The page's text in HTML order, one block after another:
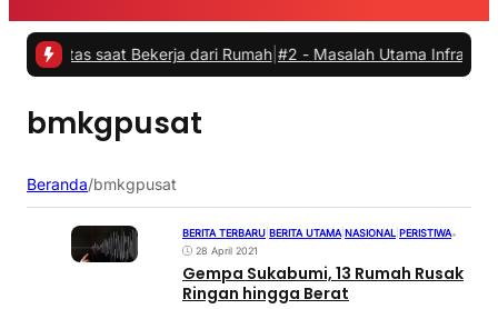
saat Bekerja dari Rumah |#2 -Masalah Utama Infrastruktur
bmkgpusat
Beranda/bmkgpusat
BERITA TERBARU BERITA UTAMA NASIONAL PERISTIWA•
28 April 2021
Gempa Sukabumi, 13 Rumah Rusak
Ringan hingga Berat